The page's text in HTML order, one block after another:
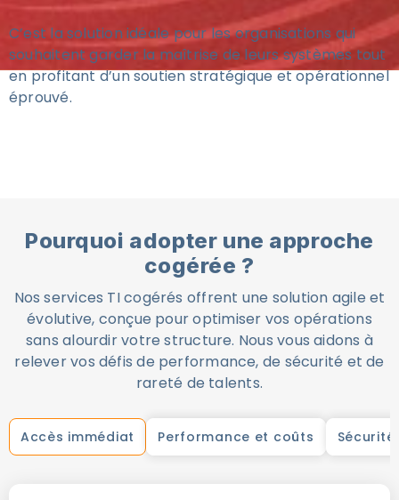
C’est la solution idéale pour les organisations qui
souhaitent garder la maîtrise de leurs systèmes tout
en profitant d’un soutien stratégique et opérationnel
éprouvé.
Pourquoi adopter une approche
cogérée ?
Nos services TI cogérés offrent une solution agile et
évolutive, conçue pour optimiser vos opérations
sans alourdir votre structure. Nous vous aidons à
relever vos défis de performance, de sécurité et de
rareté de talents.
Accès immédiat Performance et coûts Sécurité